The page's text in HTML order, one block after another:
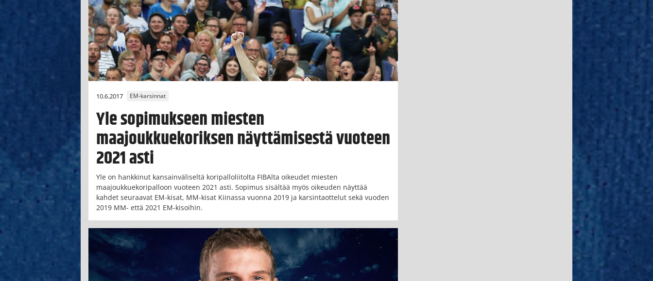
10.6.2017 EM-karsinnat
Yle sopimukseen miesten
maajoukkuekoriksen näyttämisestä vuoteen
2021 asti
Yle on hankkinut kansainväliseltä koripalloliitolta FIBAlta oikeudet miesten
maajoukkuekoripalloon vuoteen 2021 asti. Sopimus sisältää myös oikeuden näyttää
kahdet seuraavat EM-kisat, MM-kisat Kiinassa vuonna 2019 ja karsintaottelut sekä vuoden
2019 MM- että 2021 EM-kisoihin.